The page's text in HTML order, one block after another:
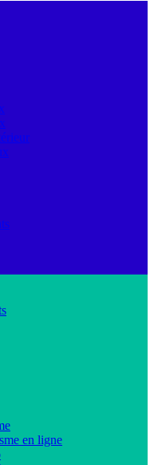
en ligne